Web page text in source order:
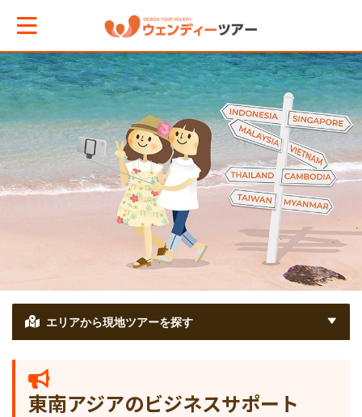
エリアから現地ツアーを探す
東南アジアのビジネスサポート
メインメニューへ戻る
アからお役立ち情報を探す
ナム
ーシア
ガポール